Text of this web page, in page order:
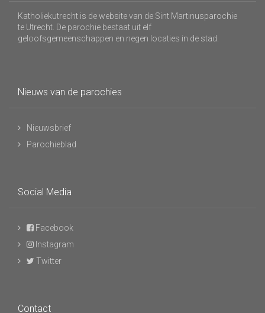
Katholiekutrecht is de website van de Sint Martinusparochie
te Utrecht. De parochie bestaat uit elf
geloofsgemeenschappen en negen locaties in de stad.
Nieuws van de parochies
Nieuwsbrief
Parochieblad
Social Media
Facebook
Instagram
Twitter
Contact